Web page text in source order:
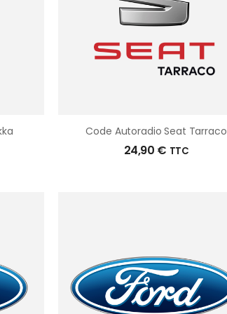
Code Autoradio Seat Tarraco
24,90 € TTC